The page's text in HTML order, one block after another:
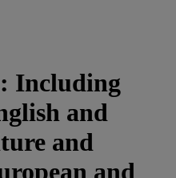
Including
and
and
and